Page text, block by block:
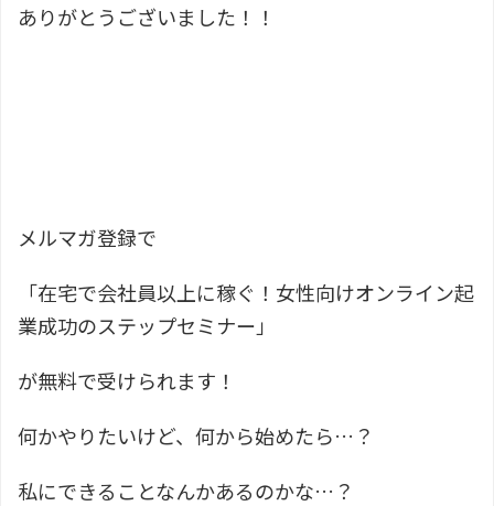
ありがとうございました！！
メルマガ登録で
「在宅で会社員以上に稼ぐ！女性向けオンライン起
業成功のステップセミナー」
が無料で受けられます！
何かやりたいけど、何から始めたら…？
私にできることなんかあるのかな…？